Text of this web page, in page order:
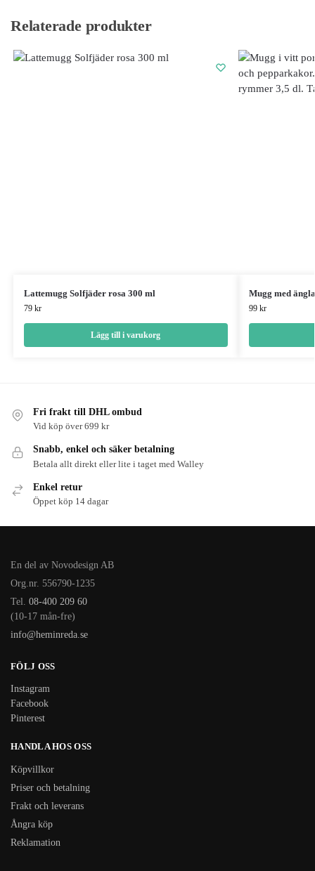
Relaterade produkter
Lattemugg Solfjäder rosa 300 ml
79 kr
Lägg till i varukorg
Mugg med
99 kr
Fri frakt till DHL ombud
Vid köp över 699 kr
Snabb, enkel och säker betalning
Betala allt direkt eller lite i taget med Walley
Enkel retur
Öppet köp 14 dagar
En del av Novodesign AB
Org.nr. 556790-1235
Tel. 08-400 209 60
(10-17 mån-fre)
info@heminreda.se
FÖLJ OSS
Instagram
Facebook
Pinterest
HANDLA HOS OSS
Köpvillkor
Priser och betalning
Frakt och leverans
Ångra köp
Reklamation